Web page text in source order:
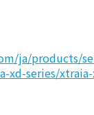
ja/products/
xd-series/